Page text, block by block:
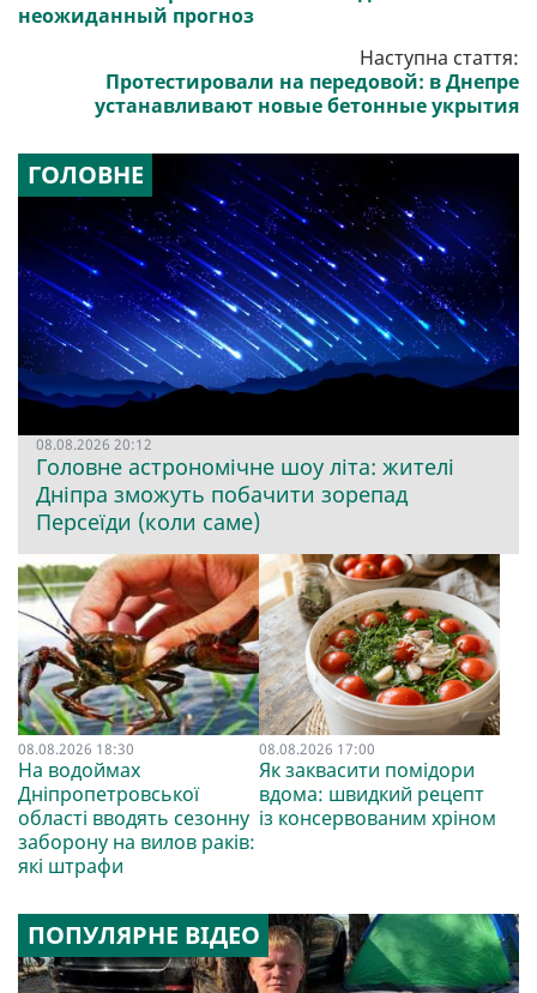
неожиданный прогноз
Наступна стаття:
Протестировали на передовой: в Днепре
устанавливают новые бетонные укрытия
ГОЛОВНЕ
08.08.2026 20:12
Головне астрономічне шоу літа: жителі
Дніпра зможуть побачити зорепад
Персеїди (коли саме)
08.08.2026 18:30
На водоймах
Дніпропетровської
області вводять сезонну
заборону на вилов раків:
які штрафи
08.08.2026 17:00
Як заквасити помідори
вдома: швидкий рецепт
із консервованим хріном
ПОПУЛЯРНЕ ВІДЕО